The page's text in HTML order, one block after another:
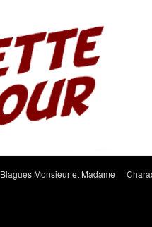
Blagues Monsieur et Madame